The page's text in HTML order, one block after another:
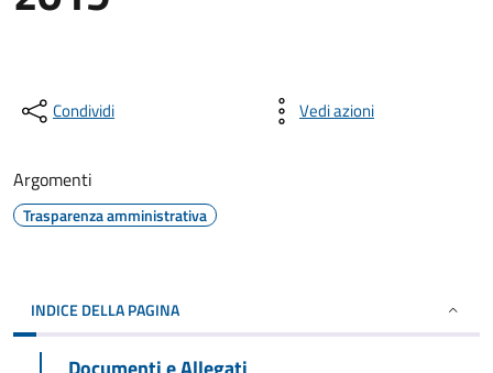
Condividi Vedi azioni
Argomenti
Trasparenza amministrativa
INDICE DELLA PAGINA